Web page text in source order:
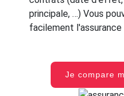
principale, …) Vous
facilement
Je compare